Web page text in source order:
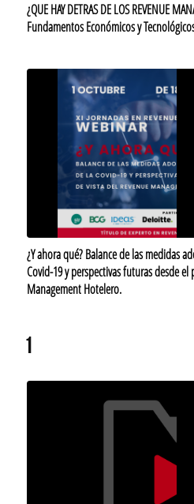
¿QUE HAY DETRAS DE LOS REVENUE
Fundamentos Económicos y
¿Y ahora qué? Balance de las medidas
Covid-19 y perspectivas futuras desde
Management Hotelero.
1